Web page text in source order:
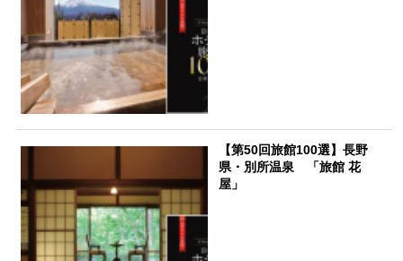
【第50回旅館100選】長野
県・別所温泉 「旅館 花
屋」